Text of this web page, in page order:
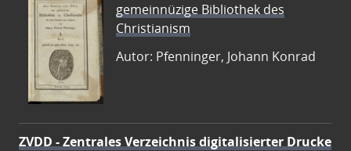
gemeinnüzige Bibliothek des
Christianism
Autor: Pfenninger, Johann Konrad
ZVDD - Zentrales Verzeichnis digitalisierter Drucke